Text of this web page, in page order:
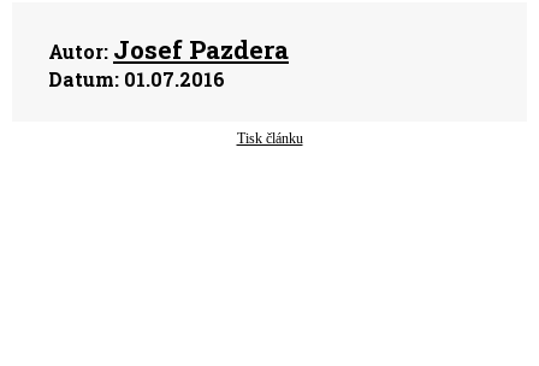
Autor: Josef Pazdera
Datum: 01.07.2016
Tisk článku